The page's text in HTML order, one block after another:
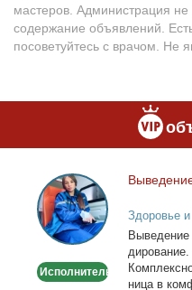
мастеров. Администрация не
содержание объявлений.
посоветуйтесь с врачом. Не
Выведение
из
запоя.
Капельница,
Исполнитель
Здоровье и
ни­ца в